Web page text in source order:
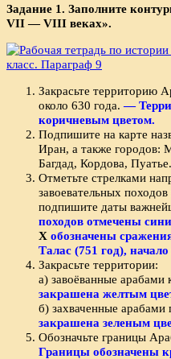
Задание 1. Заполните
VII — VIII веках».
Закрасьте территорию
около 630 года.—
коричневым цветом.
Подпишите на карте
Иран, а также городов:
Багдад, Кордова, Пуатье.
Отметьте стрелками
завоевательных
подпишите даты
походов отмечены
Х обозначены
Талас (751 год),
Закрасьте территории:
а) завоёванные арабами
закрашена желтым
б) захваченные арабами
закрашена зеленым
Обозначьте границы
Границы обозначены